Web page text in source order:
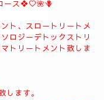
ーにゆっくりトリート
メント致します、リフ
致します、疲労回復ト
ートメント致します、